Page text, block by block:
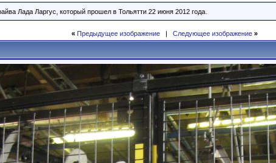
Лада Ларгус, который прошел в Тольятти 22 июня 2012 года.
« Предыдущее изображение| Следующее изображение »